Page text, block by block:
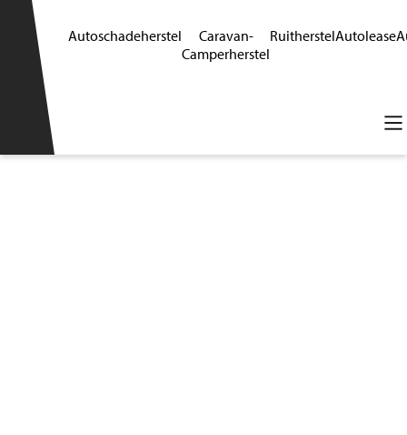
Autoschadeherstel
Caravan-
Camperherstel
RuitherstelAutolease